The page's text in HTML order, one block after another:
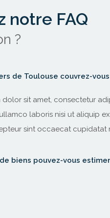
notre FAQ
?
de Toulouse couvrez-
dolor sit amet, consectetur
laboris nisi ut aliquip
sint occaecat
biens pouvez-vous